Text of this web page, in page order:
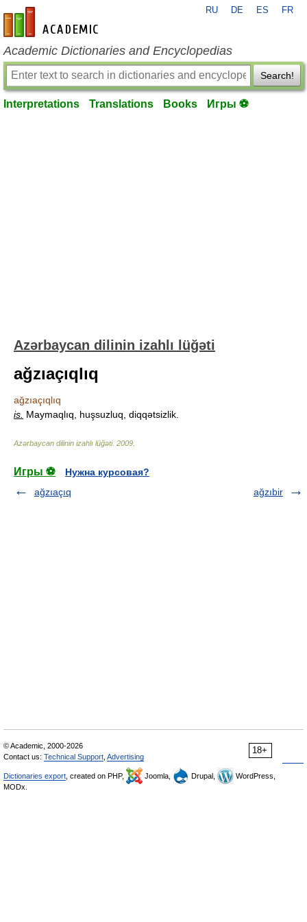
en-academic.com
RU DE ES FR
Academic Dictionaries and Encyclopedias
Search!
Interpretations Translations Books Игры ⚽
Azərbaycan dilinin izahlı lüğəti
ağzıaçıqlıq
ağzıaçıqlıq
is. Maymaqlıq, huşsuzluq, diqqətsizlik.
Azərbaycan dilinin izahlı lüğəti. 2009
Игры ⚽
Нужна курсовая?
ağzıaçıq
ağzıbir
18+
© Academic, 2000-2026
Contact us: Technical Support Advertising
Dictionaries export , created on PHP, Joomla, Drupal,
WordPress,
MODx.